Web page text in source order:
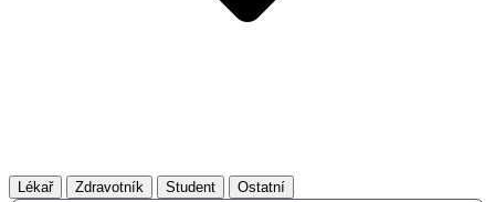
Lékař Zdravotník Student Ostatní